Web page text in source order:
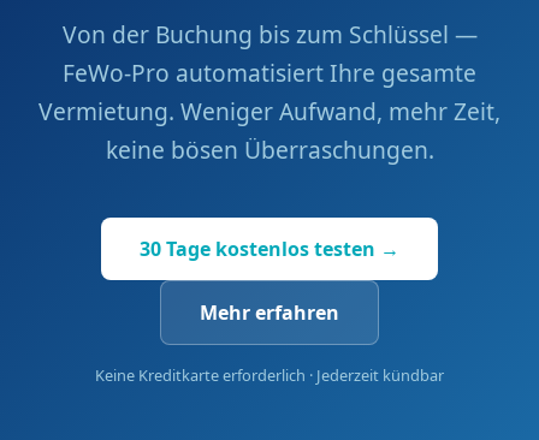
Von der Buchung bis zum Schlüssel —
FeWo-Pro automatisiert Ihre gesamte
Vermietung. Weniger Aufwand, mehr Zeit,
keine bösen Überraschungen.
30 Tage kostenlos testen →
Mehr erfahren
Keine Kreditkarte erforderlich · Jederzeit kündbar